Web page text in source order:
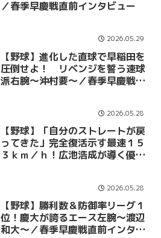
／春季早慶戦直前インタビュー
2026.05.29
【野球】進化した直球で早稲田を
圧倒せよ！ リベンジを誓う速球
派右腕～沖村要～／春季早慶戦直
2026.05.28
【野球】「自分のストレートが戻
ってきた」完全復活示す最速１５
３ｋｍ／ｈ！広池浩成が導く優勝
2026.05.28
【野球】勝利数＆防御率リーグ１
位！慶大が誇るエース左腕～渡辺
和大～／春季早慶戦直前インタビ